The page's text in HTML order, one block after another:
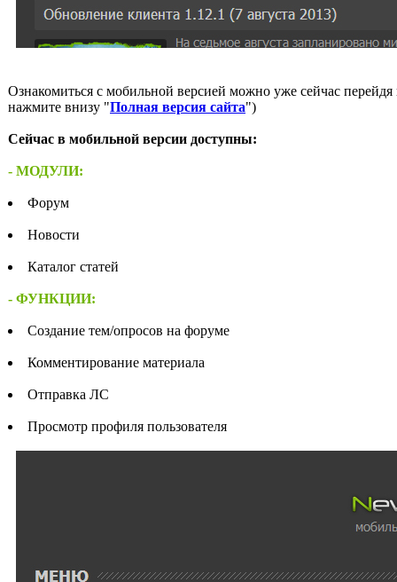
Ознакомиться с мобильной версией можно уже сейчас
нажмите внизу "Полная версия сайта")
Сейчас в мобильной версии доступны:
- МОДУЛИ:
Форум
Новости
Каталог статей
- ФУНКЦИИ:
Создание тем/опросов на форуме
Комментирование материала
Отправка ЛС
Просмотр профиля пользователя